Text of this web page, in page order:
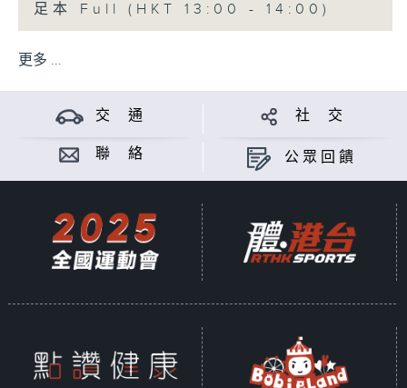
足本 Full (HKT 13:00 - 14:00)
更多 ...
交 通 社 交
聯 絡 公眾回饋